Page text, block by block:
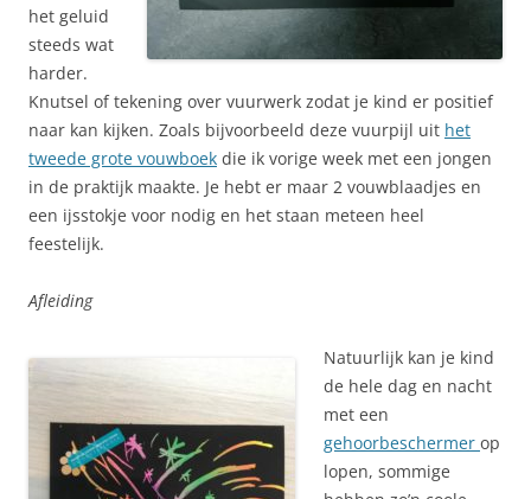
het geluid
steeds wat
harder.
Knutsel of tekening over vuurwerk zodat je kind er positief
naar kan kijken. Zoals bijvoorbeeld deze vuurpijl uit het
tweede grote vouwboek die ik vorige week met een jongen
in de praktijk maakte. Je hebt er maar 2 vouwblaadjes en
een ijsstokje voor nodig en het staan meteen heel
feestelijk.
Afleiding
Natuurlijk kan je kind
de hele dag en nacht
met een
gehoorbeschermer op
lopen, sommige